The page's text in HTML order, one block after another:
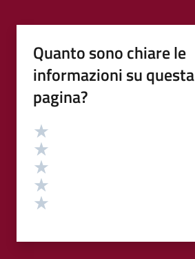
Quanto sono chiare le
informazioni su questa
pagina?
Valutazione